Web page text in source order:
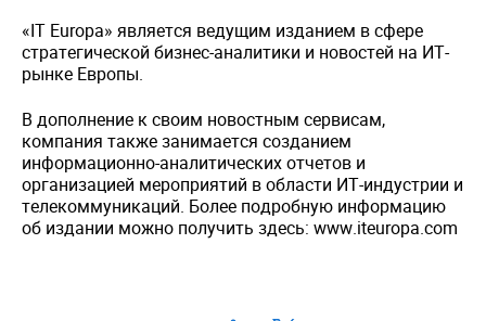
«IT Europa» является ведущим изданием в сфере
стратегической бизнес-аналитики и новостей на ИТ-
рынке Европы.
В дополнение к своим новостным сервисам,
компания также занимается созданием
информационно-аналитических отчетов и
организацией мероприятий в области ИТ-индустрии и
телекоммуникаций. Более подробную информацию
об издании можно получить здесь: www.iteuropa.com